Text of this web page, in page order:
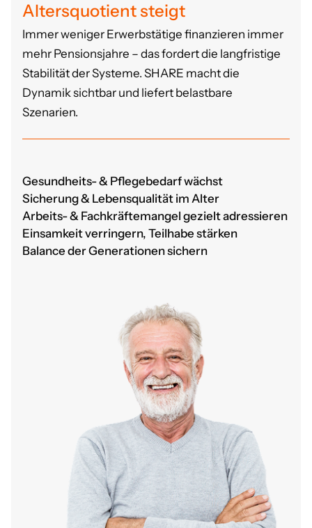
Altersquotient steigt
Immer weniger Erwerbstätige finanzieren immer
mehr Pensionsjahre – das fordert die langfristige
Stabilität der Systeme. SHARE macht die
Dynamik sichtbar und liefert belastbare
Szenarien.
Gesundheits- & Pflegebedarf wächst
Sicherung & Lebensqualität im Alter
Arbeits- & Fachkräftemangel gezielt adressieren
Einsamkeit verringern, Teilhabe stärken
Balance der Generationen sichern